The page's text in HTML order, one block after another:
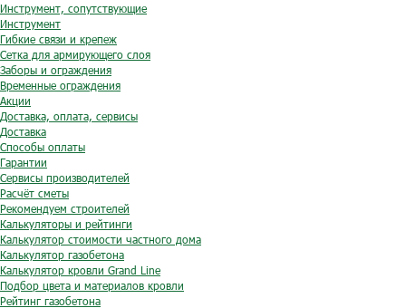
Инструмент, сопутствующие
Инструмент
Гибкие связи и крепеж
Сетка для армирующего слоя
Заборы и ограждения
Временные ограждения
Акции
Доставка, оплата, сервисы
Доставка
Способы оплаты
Гарантии
Сервисы производителей
Расчёт сметы
Рекомендуем строителей
Калькуляторы и рейтинги
Калькулятор стоимости частного дома
Калькулятор газобетона
Калькулятор кровли Grand Line
Подбор цвета и материалов кровли
Рейтинг газобетона